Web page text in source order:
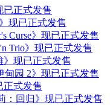
已正式发售
现已正式发售
Curse》现已正式发售
Trio》现已正式发售
现已正式发售
甸园 2》现已正式发售
正式发售
：回归》现已正式发售